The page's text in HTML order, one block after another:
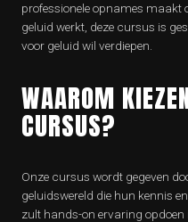
professionele opnames maakt
geluid werkt, deze cursus is
voor geluid wil verdiepen.
WAAROM
CURSUS?
Onze cursus wordt gegeven
geluidswereld die hun kennis
zult hands-on ervaring opdoen